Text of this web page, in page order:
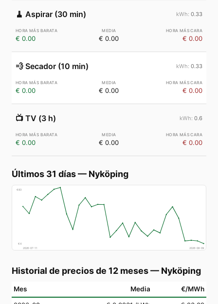
🧹 Aspirar (30 min) 0.33
€ 0.00 € 0.00 € 0.00
💨 Secador (10 min) 0.33
€ 0.00 € 0.00 € 0.00
📺 TV (3 h) 0.6
€ 0.00 € 0.00 € 0.00
Últimos 31 días— Nyköping
€83
€4
2026-07-11
2026-08-09
Historial de precios de 12 meses— Nyköping
Mes Media €/MWh